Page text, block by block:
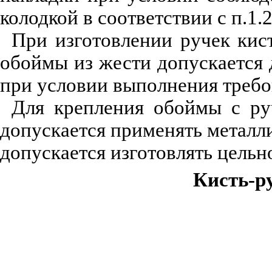
колодкой в соответствии с
При изготовлении ручек
обоймы из жести допускается
при условии выполнения
Для крепления обоймы с
допускается применять
допускается изготовлять
Кисть-